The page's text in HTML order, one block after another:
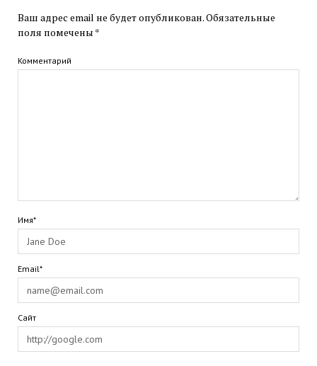
Ваш адрес email не будет опубликован.Обязательные
поля помечены *
Комментарий
Имя*
Email*
Сайт